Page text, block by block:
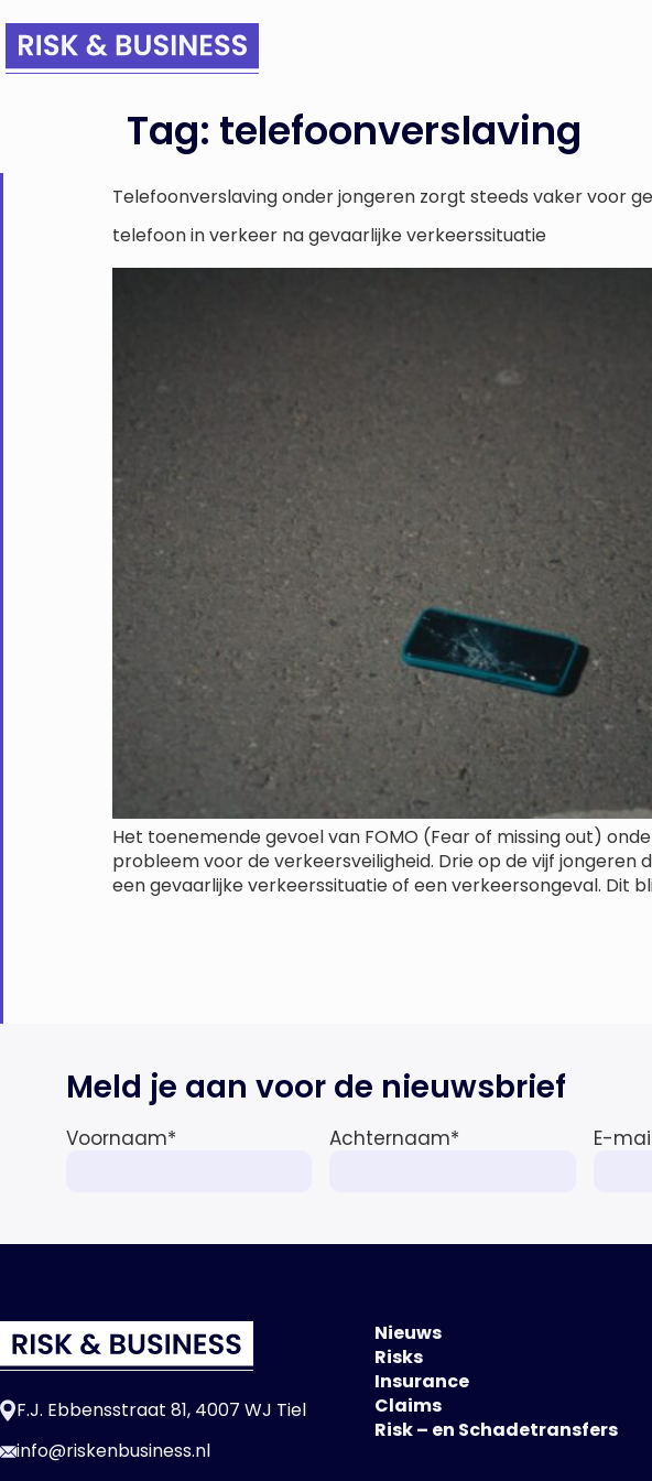
Tag: telefoonverslaving
Telefoonverslaving onder jongeren zorgt steeds vaker voor
telefoon in verkeer na gevaarlijke verkeerssituatie
Het toenemende gevoel van FOMO (Fear of missing out)
probleem voor de verkeersveiligheid. Drie op de vijf
een gevaarlijke verkeerssituatie of een verkeersongeval. Dit
Meld je aan voor de nieuwsbrief
Voornaam* Achternaam* E-
F.J. Ebbensstraat 81, 4007 WJ Tiel
info@riskenbusiness.nl
Nieuws
Risks
Insurance
Claims
Risk – en Schadetransfers